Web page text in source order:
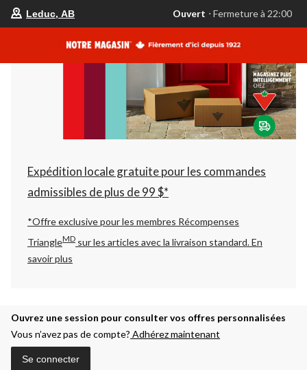
votre
est
AB,
Ouvert,
Fermeture
à
22:00
changer
Leduc, AB Ouvert ⋅ Fermeture à 22:00
Expédition locale gratuite pour les commandes
admissibles de plus de 99 $*
*Offre exclusive pour les membres Récompenses
TriangleMD sur les articles avec la livraison standard.En
savoir plus
Ouvrez une session pour consulter vos offres personnalisées
Vous n’avez pas de compte? Adhérez maintenant
Se connecter